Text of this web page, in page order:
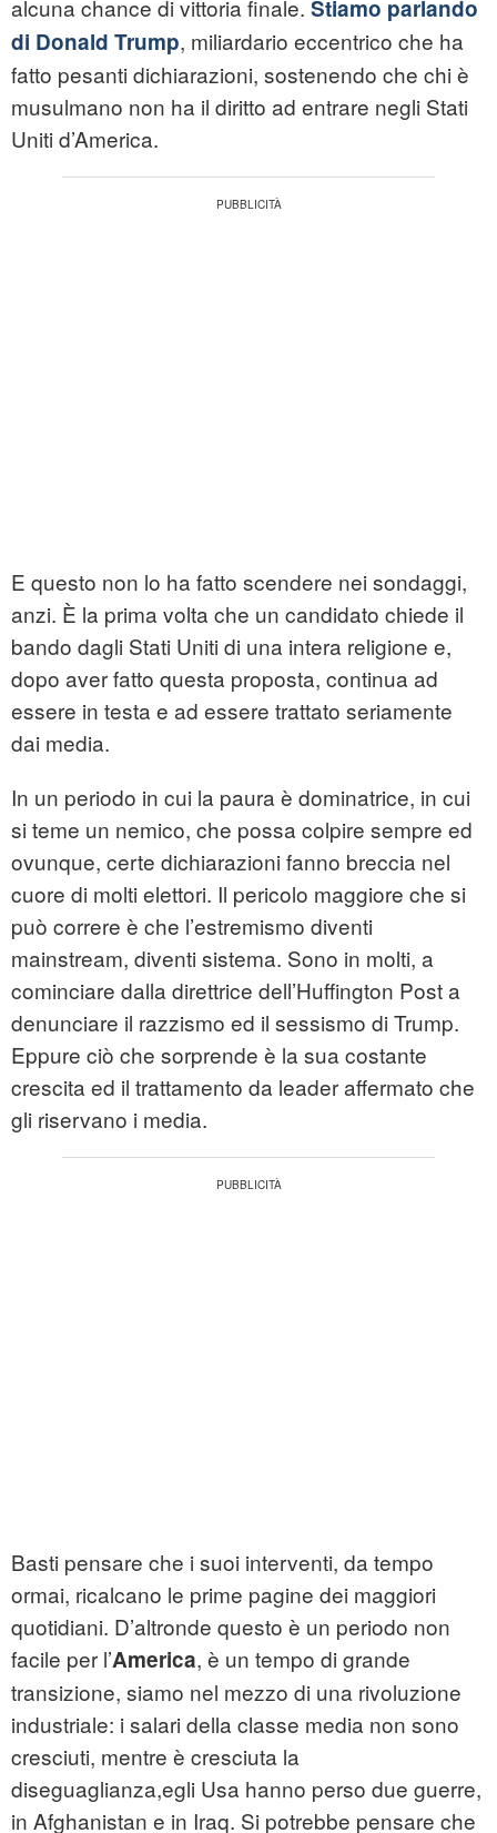
alcuna chance di vittoria finale. Stiamo parlando
di Donald Trump, miliardario eccentrico che ha
fatto pesanti dichiarazioni, sostenendo che chi è
musulmano non ha il diritto ad entrare negli Stati
Uniti d’America.
E questo non lo ha fatto scendere nei sondaggi,
anzi. È la prima volta che un candidato chiede il
bando dagli Stati Uniti di una intera religione e,
dopo aver fatto questa proposta, continua ad
essere in testa e ad essere trattato seriamente
dai media.
In un periodo in cui la paura è dominatrice, in cui
si teme un nemico, che possa colpire sempre ed
ovunque, certe dichiarazioni fanno breccia nel
cuore di molti elettori. Il pericolo maggiore che si
può correre è che l’estremismo diventi
mainstream, diventi sistema. Sono in molti, a
cominciare dalla direttrice dell’Huffington Post a
denunciare il razzismo ed il sessismo di Trump.
Eppure ciò che sorprende è la sua costante
crescita ed il trattamento da leader affermato che
gli riservano i media.
Basti pensare che i suoi interventi, da tempo
ormai, ricalcano le prime pagine dei maggiori
quotidiani. D’altronde questo è un periodo non
facile per l’America, è un tempo di grande
transizione, siamo nel mezzo di una rivoluzione
industriale: i salari della classe media non sono
cresciuti, mentre è cresciuta la
diseguaglianza,egli Usa hanno perso due guerre,
in Afghanistan e in Iraq. Si potrebbe pensare che